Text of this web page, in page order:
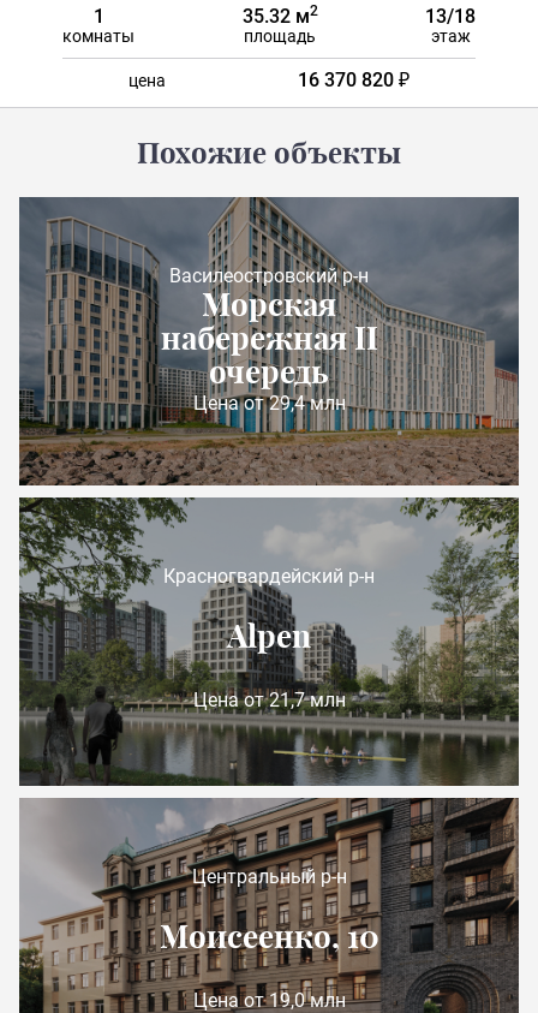
1
комнаты
35.32 м2
площадь
13/18
этаж
цена 16 370 820 ₽
Похожие объекты
Василеостровский р-н
Морская
набережная II
очередь
Цена от 29,4 млн
Красногвардейский р-н
Alpen
Цена от 21,7 млн
Центральный р-н
Моисеенко, 10
Цена от 19,0 млн